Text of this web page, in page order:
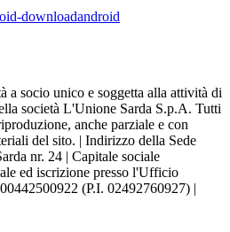
android
a socio unico e soggetta alla attività di
società L'Unione Sarda S.p.A. Tutti
anche parziale e con
del sito. | Indirizzo della Sede
nr. 24 | Capitale sociale
ed iscrizione presso l'Ufficio
(P.I. 02492760927) |